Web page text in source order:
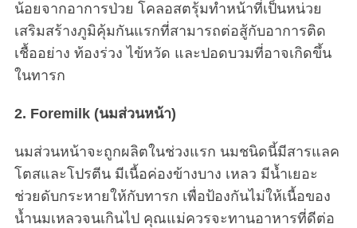
น้อยจากอาการป่วย โคลอสตรุ้มทำหน้าที่เป็นหน่วย
เสริมสร้างภูมิคุ้มกันแรกที่สามารถต่อสู้กับอาการติด
เชื้ออย่าง ท้องร่วง ไข้หวัด และปอดบวมที่อาจเกิดขึ้น
ในทารก
2. Foremilk (นมส่วนหน้า)
นมส่วนหน้าจะถูกผลิตในช่วงแรก นมชนิดนี้มีสารแลค
โตสและโปรตีน มีเนื้อค่องข้างบาง เหลว มีน้ำเยอะ
ช่วยดับกระหายให้กับทารก เพื่อป้องกันไม่ให้เนื้อของ
น้ำนมเหลวจนเกินไป คุณแม่ควรจะทานอาหารที่ดีต่อ